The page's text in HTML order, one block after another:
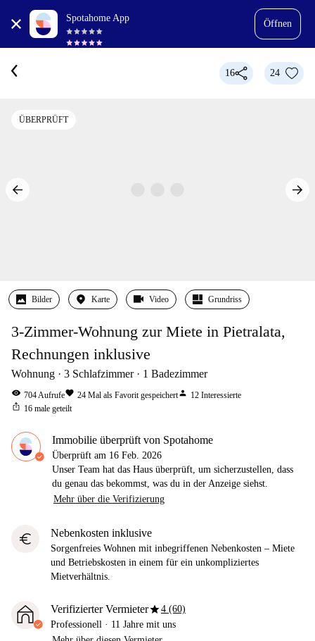
Spotahome App
Öffnen
16 24
ÜBERPRÜFT
Bilder Karte Video Grundriss
3-Zimmer-Wohnung zur Miete in Pietralata,
Rechnungen inklusive
Wohnung 3 Schlafzimmer 1 Badezimmer
visibility 704Aufrufefavorite 24 Mal als Favorit gespeichertperson 12 Interessierte
ios_share 16 male geteilt
Immobilie überprüft von Spotahome
Überprüft am 16 Feb. 2026
Unser Team hat das Haus überprüft, um sicherzustellen, dass
du genau das bekommst, was du in der Anzeige siehst.
Mehr über die Verifizierung
euro Nebenkosten inklusive
Sorgenfreies Wohnen mit inbegriffenen Nebenkosten – Miete
und Betriebskosten in einem für ein unkompliziertes
Mietverhältnis.
Verifizierter Vermieterstar4 (60)
Professionell · 11 Jahre mit uns